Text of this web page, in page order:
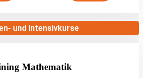
und Intensivkurse
Mathematik